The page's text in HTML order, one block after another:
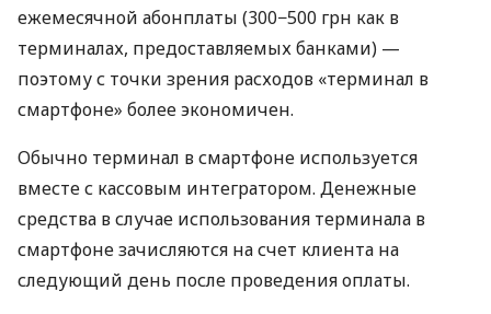
ежемесячной абонплаты (300−500 грн как в
терминалах, предоставляемых банками) —
поэтому с точки зрения расходов «терминал в
смартфоне» более экономичен.
Обычно терминал в смартфоне используется
вместе с кассовым интегратором. Денежные
средства в случае использования терминала в
смартфоне зачисляются на счет клиента на
следующий день после проведения оплаты.